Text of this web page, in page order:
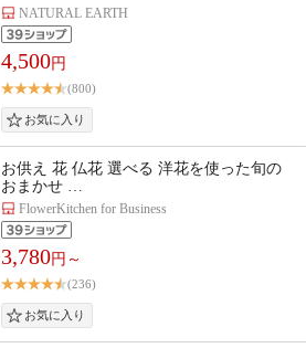
NATURAL EARTH
4,500円
(800)
お供え 花 仏花 選べる 洋花を使った旬の
おまかせ …
FlowerKitchen for Business
3,780円～
(236)